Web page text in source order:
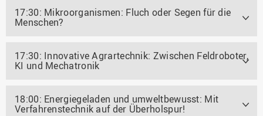
17:30: Mikroorganismen: Fluch oder Segen für die
Menschen?
17:30: Innovative Agrartechnik: Zwischen Feldroboter,
KI und Mechatronik
18:00: Energiegeladen und umweltbewusst: Mit
Verfahrenstechnik auf der Überholspur!